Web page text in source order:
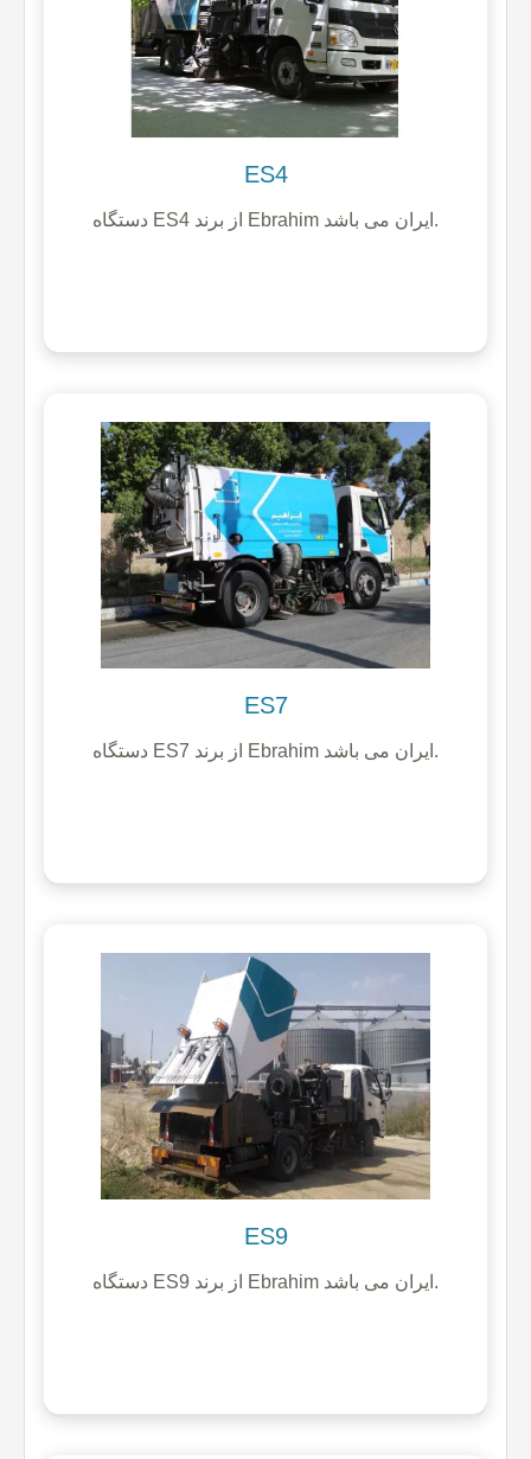
ES4
دستگاه ES4 از برند Ebrahim ایران می باشد.
ES7
دستگاه ES7 از برند Ebrahim ایران می باشد.
ES9
دستگاه ES9 از برند Ebrahim ایران می باشد.